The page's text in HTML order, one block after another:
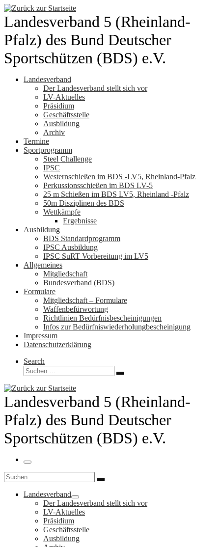
Zum
Inhalt
springen
Landesverband 5 (Rheinland-
Pfalz) des Bund Deutscher
Sportschützen (BDS) e.V.
Landesverband
Der Landesverband stellt sich vor
LV-Aktuelles
Präsidium
Geschäftsstelle
Ausbildung
Archiv
Termine
Sportprogramm
Steel Challenge
IPSC
Westernschießen im BDS -LV5, Rheinland-Pfalz
Perkussionsschießen im BDS LV-5
25 m Schießen im BDS LV5, Rheinland -Pfalz
50m Disziplinen des BDS
Wettkämpfe
Ergebnisse
Ausbildung
BDS Standardprogramm
IPSC Ausbildung
IPSC SuRT Vorbereitung im LV5
Allgemeines
Mitgliedschaft
Bundesverband (BDS)
Formulare
Mitgliedschaft – Formulare
Waffenbefürwortung
Richtlinien Bedürfnisbescheinigungen
Infos zur Bedürfniswiederholungbescheinigung
Impressum
Datenschutzerklärung
Search
Suche
Suchen …
Landesverband 5 (Rheinland-
Pfalz) des Bund Deutscher
Sportschützen (BDS) e.V.
Menü
Suche
Suchen …
Landesverband
Der Landesverband stellt sich vor
LV-Aktuelles
Präsidium
Geschäftsstelle
Ausbildung